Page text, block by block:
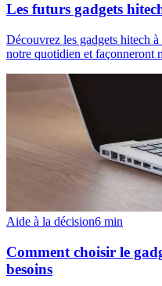
Les futurs gadgets
Découvrez les gadgets hitech
notre quotidien et façonneront
Aide à la décision6 min
Comment choisir le
besoins